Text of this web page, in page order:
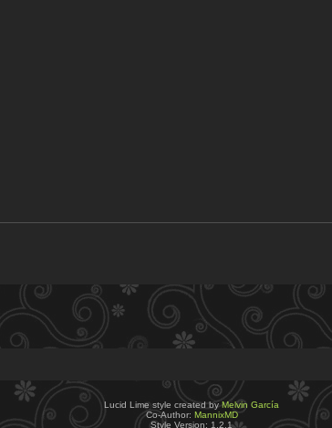
de modération
Lucid Lime style created byMelvin García
Co-Author: MannixMD
Style Version: 1.2.1